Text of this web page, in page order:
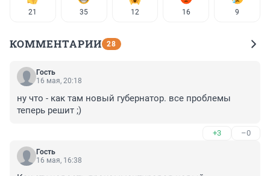
21 35 12 16 9
КОММЕНТАРИИ 28
Гость
16 мая, 20:18
ну что - как там новый губернатор. все проблемы
теперь решит ;)
+3 –0
Гость
16 мая, 16:38